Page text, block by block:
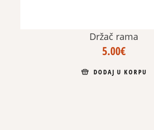
Držač rama
5.00€
DODAJ U KORPU